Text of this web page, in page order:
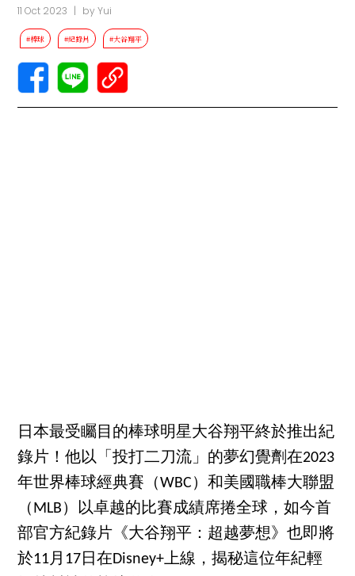
11 Oct 2023 | byYui
#棒球 #紀錄片 #大谷翔平
日本最受矚目的棒球明星大谷翔平終於推出紀
錄片！他以「投打二刀流」的夢幻覺劑在2023
年世界棒球經典賽（WBC）和美國職棒大聯盟
（MLB）以卓越的比賽成績席捲全球，如今首
部官方紀錄片《大谷翔平：超越夢想》也即將
於11月17日在Disney+上線，揭秘這位年紀輕